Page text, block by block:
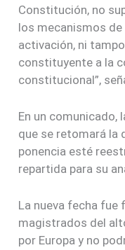
Constitución, no
los mecanismos
activación, ni
constituyente a la
constitucional”,
En un comunicado,
que se retomará la
ponencia esté
repartida para su
La nueva fecha fue
magistrados del
por Europa y no